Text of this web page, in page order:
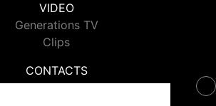
VIDEO
Generations TV
Clips
CONTACTS
Generations